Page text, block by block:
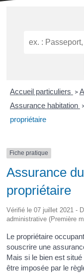
Accueil particuliers >
Assurance habitation
propriétaire
Fiche pratique
Assurance
propriétaire
Vérifié le 07 juillet 2021 -
administrative (Première
Le propriétaire
souscrire une
Mais si le bien est
être imposée par le